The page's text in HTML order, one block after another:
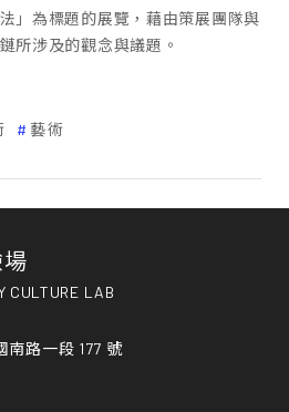
」為標題的展覽，藉由策展團隊與
所涉及的觀念與議題。
藝術
CULTURE LAB
南路一段 177 號